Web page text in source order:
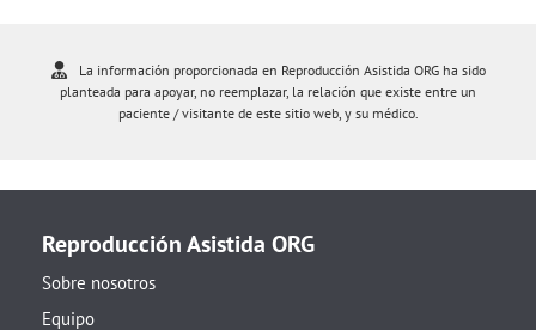
La información proporcionada en Reproducción Asistida ORG ha sido
planteada para apoyar, no reemplazar, la relación que existe entre un
paciente / visitante de este sitio web, y su médico.
Reproducción Asistida ORG
Sobre nosotros
Equipo